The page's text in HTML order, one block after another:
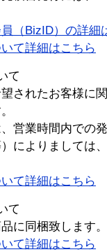
（BizID）の詳細
て詳細はこちら
て
されたお客様に
営業時間内での
によりましては
て詳細はこちら
て
に同梱致します。
て詳細はこちら